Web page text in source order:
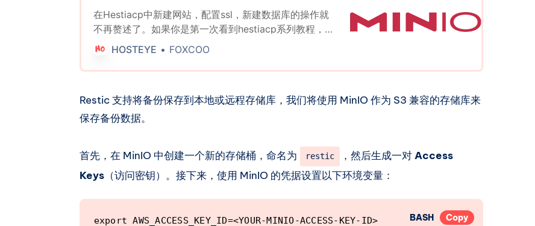
在Hestiacp中新建网站，配置ssl，新建数据库的操作就
不再赘述了。如果你是第一次看到hestiacp系列教程，请
点击下方链接，就能看到完整的一系列教程了。
HestiaCP - HOSTEYEHOSTEYE由 FOXCOO 如果你想
利用hestiacp的备份与恢复功能，那就将minio安装到网
这里新建用户不建议用minio 你可以使用minio-user 。
因为要利用hestiacp的备份与恢复功能，所以我们全部自
user/web/xxx.com/public_html/ 使用以下命令下载最新
的稳定 MinIO 二进制文件并将其安装到系统 wget
https://dl.min.io/server/minio/release/linux-
在 /etc/systemd/
HOSTEYE FOXCOO
Restic 支持将备份保存到本地或远程存储库，我们将使用 MinIO 作为 S3 兼容的存储库来
保存备份数据。
首先，在 MinIO 中创建一个新的存储桶，命名为 restic ，然后生成一对Access
Keys （访问密钥）。接下来，使用 MinIO 的凭据设置以下环境变量：
export AWS_ACCESS_KEY_ID=<YOUR-MINIO-ACCESS-KEY-ID>
BASH Copy